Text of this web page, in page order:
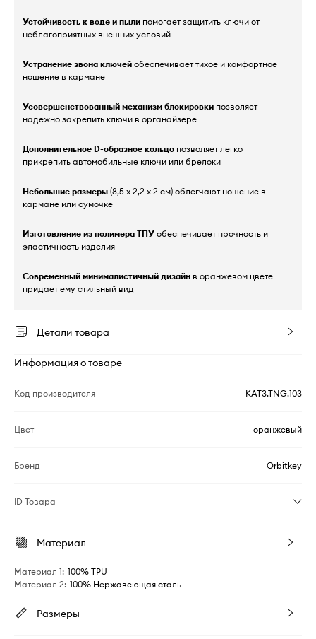
Устойчивость к воде и пыли помогает защитить ключи от
неблагоприятных внешних условий
Устранение звона ключей обеспечивает тихое и комфортное
ношение в кармане
Усовершенствованный механизм блокировки позволяет
надежно закрепить ключи в органайзере
Дополнительное D-образное кольцо позволяет легко
прикрепить автомобильные ключи или брелоки
Небольшие размеры (8,5 x 2,2 x 2 см) облегчают ношение в
кармане или сумочке
Изготовление из полимера ТПУ обеспечивает прочность и
эластичность изделия
Современный минималистичный дизайн в оранжевом цвете
придает ему стильный вид
Детали товара
Информация о товаре
Код производителя KAT3.TNG.103
Цвет оранжевый
Бренд Orbitkey
ID Товара
Материал
Материал 1: 100% TPU
Материал 2: 100% Нержавеющая сталь
Размеры